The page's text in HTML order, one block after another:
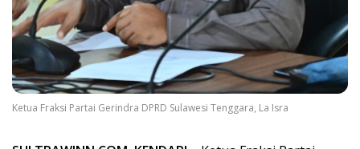
Ketua Fraksi Partai Gerindra DPRD Sulawesi Tenggara, La Isra